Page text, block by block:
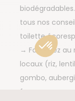
tous nos
toilette
→ Favorisez
locaux (riz,
gombo,
fromage